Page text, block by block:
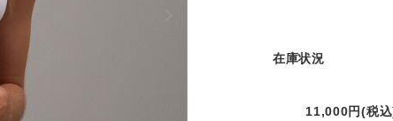
在庫状況
11,000円(税